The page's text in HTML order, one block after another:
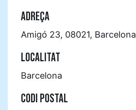
ADREÇA
Amigó 23, 08021, Barcelona
LOCALITAT
Barcelona
CODI POSTAL